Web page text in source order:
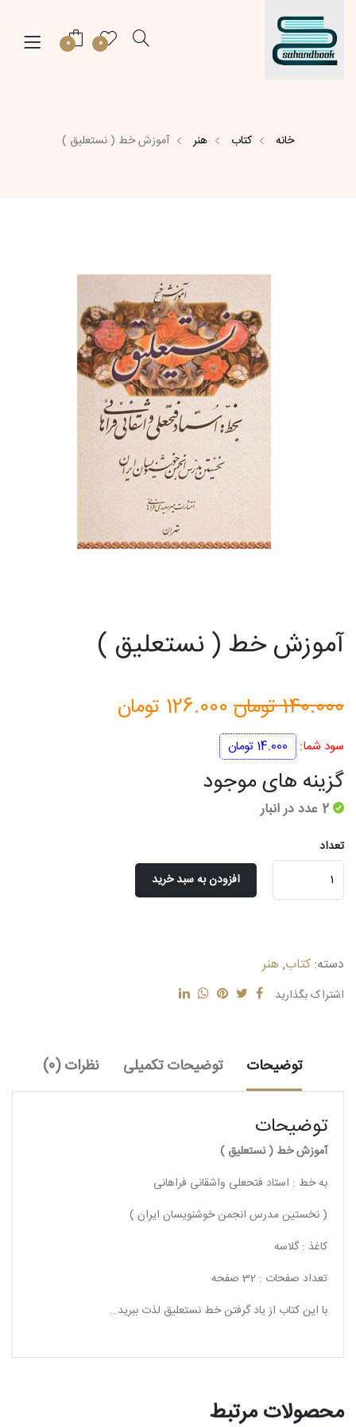
0
0
خانه کتاب هنر آموزش خط ( نستعلیق )
آموزش خط ( نستعلیق )
140.000تومانقیمت
اصلی
126.000 تومان
سود شما: 14.000 تومان
گزینه های موجود
تعداد
آموزش
خط
عدد
افزودن به سبد خرید
دسته:کتاب, هنر
اشتراک بگذارید
توضیحات توضیحات تکمیلی نظرات (0)
توضیحات
آموزش خط ( نستعلیق )
به خط : استاد فتحعلی واشقانی فراهانی
( نخستین مدرس انجمن خوشنویسان ایران )
کاغذ : گلاسه
تعداد صفحات : 32 صفحه
با این کتاب از یاد گرفتن خط نستعلیق لذت ببرید…
محصولات مرتبط